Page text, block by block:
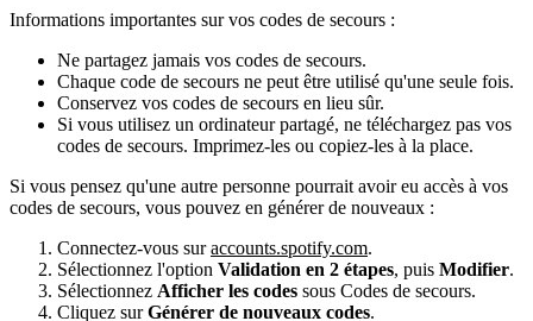
Informations importantes sur vos codes de secours :
Ne partagez jamais vos codes de secours.
Chaque code de secours ne peut être utilisé qu'une seule fois.
Conservez vos codes de secours en lieu sûr.
Si vous utilisez un ordinateur partagé, ne téléchargez pas vos
codes de secours. Imprimez-les ou copiez-les à la place.
Si vous pensez qu'une autre personne pourrait avoir eu accès à vos
codes de secours, vous pouvez en générer de nouveaux :
Connectez-vous suraccounts.spotify.com.
Sélectionnez l'option Validation en 2 étapes, puis Modifier.
Sélectionnez Afficher les codes sous Codes de secours.
Cliquez surGénérer de nouveaux codes.